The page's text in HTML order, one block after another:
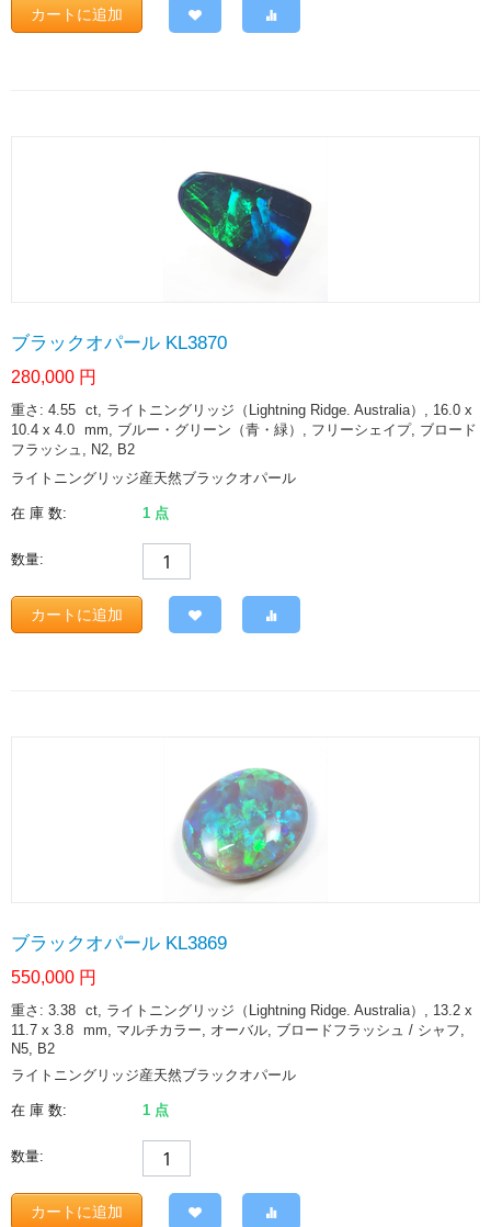
カートに追加
ブラックオパール KL3870
280,000 円
重さ: 4.55 ct, ライトニングリッジ（Lightning Ridge. Australia）, 16.0 x
10.4 x 4.0 mm, ブルー・グリーン（青・緑）, フリーシェイプ, ブロード
フラッシュ, N2, B2
ライトニングリッジ産天然ブラックオパール
在 庫 数: 1 点
数量:
カートに追加
ブラックオパール KL3869
550,000 円
重さ: 3.38 ct, ライトニングリッジ（Lightning Ridge. Australia）, 13.2 x
11.7 x 3.8 mm, マルチカラー, オーバル, ブロードフラッシュ / シャフ,
N5, B2
ライトニングリッジ産天然ブラックオパール
在 庫 数: 1 点
数量:
カートに追加